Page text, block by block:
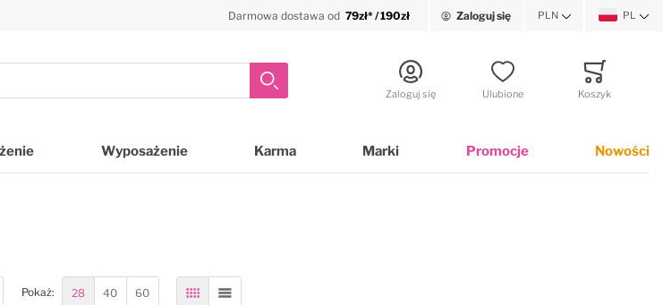
Darmowa dostawa od 79zł* / 190zł Zaloguj sięWalutaPLN PL
Szukaj Zaloguj się Ulubione Koszyk
Wyposażenie Karma Marki Promocje Nowości
Pokaż: 28 40 60 SiatkaLista